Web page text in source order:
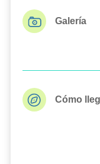
Galería
Cómo